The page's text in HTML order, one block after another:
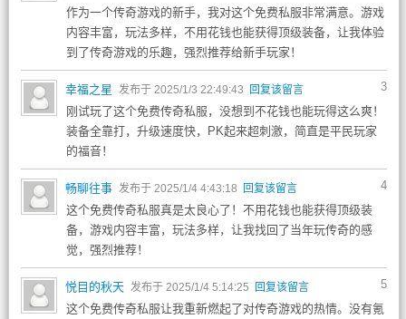
作为一个传奇游戏的新手，我对这个免费私服非常满意。游戏
内容丰富，玩法多样，不用花钱也能获得顶级装备，让我体验
到了传奇游戏的乐趣，强烈推荐给新手玩家！
3
幸福之星 发布于 2025/1/3 22:49:43 回复该留言
刚试玩了这个免费传奇私服，没想到不花钱也能玩得这么爽！
装备全靠打，升级速度快，PK起来超刺激，简直是平民玩家
的福音！
4
畅聊往事 发布于 2025/1/4 4:43:18 回复该留言
这个免费传奇私服真是太良心了！不用花钱也能获得顶级装
备，游戏内容丰富，玩法多样，让我找回了当年玩传奇的感
觉，强烈推荐！
5
悦目的秋天 发布于 2025/1/4 5:14:25 回复该留言
这个免费传奇私服让我重新燃起了对传奇游戏的热情。没有氪